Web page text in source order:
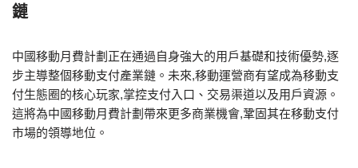
鏈
中國移動月費計劃 正在通過自身強大的用戶基礎和技術優勢,逐
步主導整個移動支付產業鏈。未來,移動運營商有望成為移動支
付生態圈的核心玩家,掌控支付入口、交易渠道以及用戶資源。
這將為中國移動月費計劃 帶來更多商業機會,鞏固其在移動支付
市場的領導地位。